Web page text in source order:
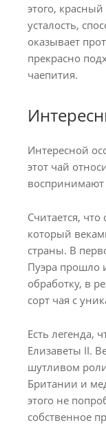
этого,
усталость,
оказывает
прекрасно
чаепития.
Интересной
этот чай
воспринимают
Считается,
который
страны. В
Пуэра прошло
обработку, в
сорт чая с
Есть легенда,
Елизаветы II.
шутливом
Британии и
этого не
собственное